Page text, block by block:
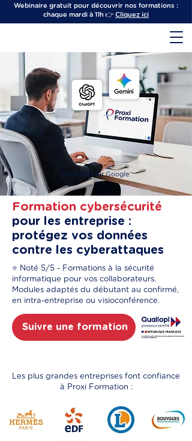
Webinaire gratuit pour découvrir nos formations :
chaque mardi à 11h 👉 Cliquez ici
Noté 5/5 sur Google
Formation cybersécurité
pour les entreprise :
protégez vos données
contre les cyberattaques
⭐️ Noté 5/5 - Formations à la sécurité
informatique pour vos collaborateurs.
Modules adaptés du débutant au confirmé,
en intra-entreprise ou visioconférence.
Suivre une formation
Les plus grandes entreprises font confiance
à Proxi Formation :